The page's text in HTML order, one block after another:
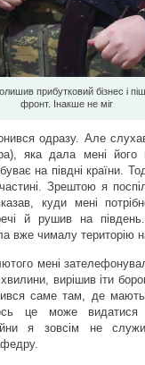
прибутковий бізнес і
фронт. Інакше не міг
одразу. Але
яка дала мені його
на півдні країни.
Зрештою я
куди мені
й рушив на
вже чималу територію
мені
вирішив іти
саме там, де мають
це може
я зовсім не